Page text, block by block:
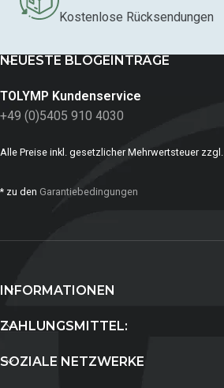
Kostenlose Rücksendungen
NEUESTE BLOGEINTRÄGE
TOLYMP Kundenservice
+49 (0)5405 910 4030
Alle Preise inkl. gesetzlicher Mehrwertsteuer zzgl.
* zu den Garantiebedingungen
INFORMATIONEN
ZAHLUNGSMITTEL:
SOZIALE NETZWERKE